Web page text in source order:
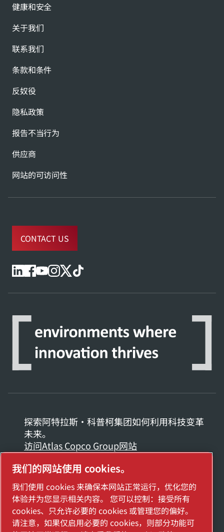
健康和安全
关于我们
联系我们
条款和条件
反奴役
隐私政策
报告不当行为
供应商
网站的可访问性
CONTACT US
探索阿特拉斯·科普柯集团如何利用科技变革
未来。
访问Atlas Copco Group网站
Atlas Copco Group的一部分
2025埃地沃兹贸易（上海）有限公司保留所有权利
沪公网安备： 31011502018958号
沪ICP备2024098810号-2
管理 cookies
我们的网站使用 cookies。
我们使用 cookies 来确保本网站正常运行，优化您的
体验并为您显示相关内容。 您可以控制：接受所有
cookies、只允许必要的 cookies 或管理您的偏好。
请注意，如果仅启用必要的 cookies，则部分功能可